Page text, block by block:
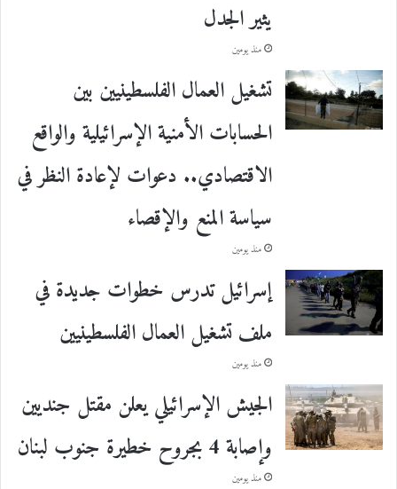
يثير الجدل
منذ يومين
تشغيل العمال الفلسطينيين بين
الحسابات الأمنية الإسرائيلية والواقع
الاقتصادي.. دعوات لإعادة النظر في
سياسة المنع والإقصاء
منذ يومين
إسرائيل تدرس خطوات جديدة في
ملف تشغيل العمال الفلسطينيين
منذ يومين
الجيش الإسرائيلي يعلن مقتل جنديين
وإصابة 4 بجروح خطيرة جنوب لبنان
منذ يومين